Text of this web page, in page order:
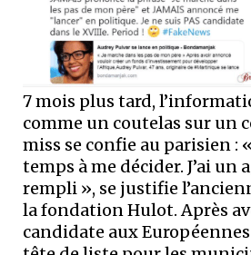
7 mois plus tard,
comme un coutelas sur un
miss se confie au parisien :
temps à me décider. J’ai un
rempli », se justifie
la fondation Hulot. Après
candidate aux